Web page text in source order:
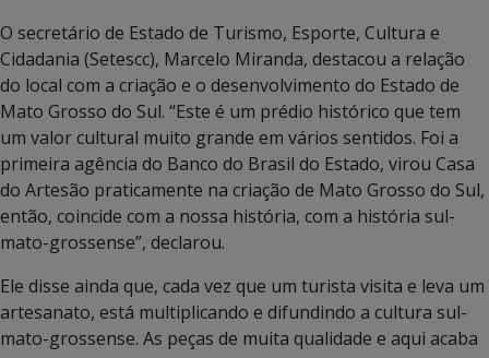
O secretário de Estado de Turismo, Esporte, Cultura e
Cidadania (Setescc), Marcelo Miranda, destacou a relação
do local com a criação e o desenvolvimento do Estado de
Mato Grosso do Sul. “Este é um prédio histórico que tem
um valor cultural muito grande em vários sentidos. Foi a
primeira agência do Banco do Brasil do Estado, virou Casa
do Artesão praticamente na criação de Mato Grosso do Sul,
então, coincide com a nossa história, com a história sul-
mato-grossense”, declarou.
Ele disse ainda que, cada vez que um turista visita e leva um
artesanato, está multiplicando e difundindo a cultura sul-
mato-grossense. As peças de muita qualidade e aqui acaba